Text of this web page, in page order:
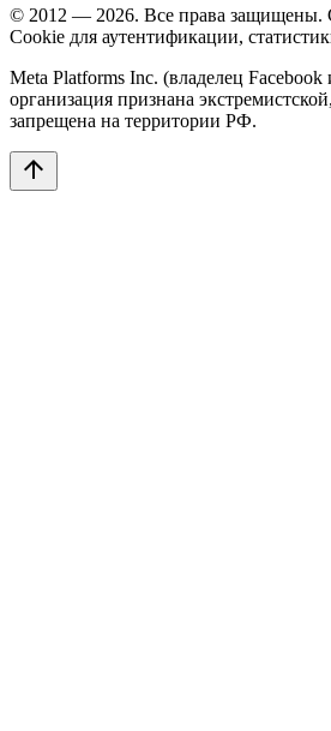
© 2012 — 2026. Все права защищены.
Cookie для аутентификации,
Meta Platforms Inc. (владелец
организация признана
запрещена на территории РФ.
arrow_upward